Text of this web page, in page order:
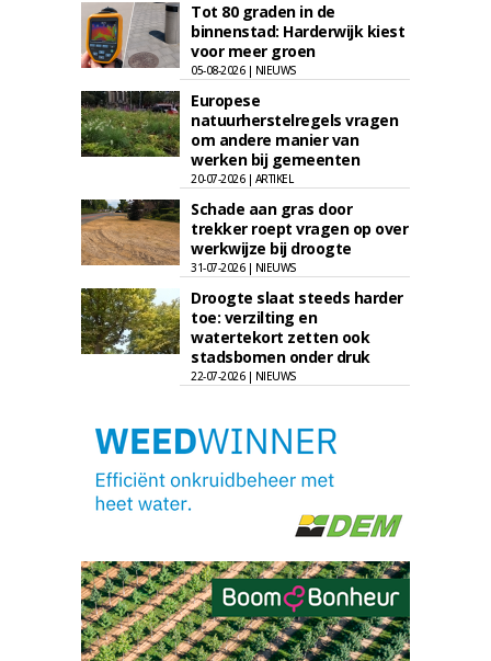
Tot 80 graden in de
binnenstad: Harderwijk kiest
voor meer groen
05-08-2026 | NIEUWS
Europese
natuurherstelregels vragen
om andere manier van
werken bij gemeenten
20-07-2026 | ARTIKEL
Schade aan gras door
trekker roept vragen op over
werkwijze bij droogte
31-07-2026 | NIEUWS
Droogte slaat steeds harder
toe: verzilting en
watertekort zetten ook
stadsbomen onder druk
22-07-2026 | NIEUWS